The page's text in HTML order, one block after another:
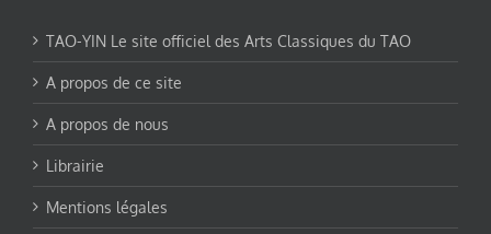
TAO-YIN Le site officiel des Arts Classiques du TAO
A propos de ce site
A propos de nous
Librairie
Mentions légales